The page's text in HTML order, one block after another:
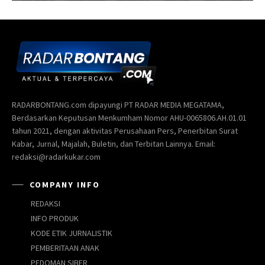
RADARBONTANG.com dipayungi PT RADAR MEDIA MEGATAMA,
Berdasarkan Keputusan Menkumham Nomor AHU-0065806.AH.01.01
tahun 2021, dengan aktivitas Perusahaan Pers, Penerbitan Surat
Kabar, Jurnal, Majalah, Buletin, dan Terbitan Lainnya. Email:
redaksi@radarkukar.com
COMPANY INFO
REDAKSI
INFO PRODUK
KODE ETIK JURNALISTIK
PEMBERITAAN ANAK
PEDOMAN SIBER